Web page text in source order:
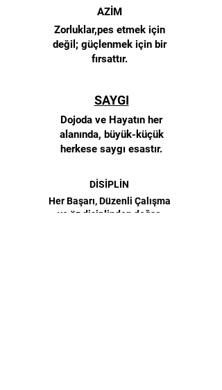
AZİM
Zorluklar,pes etmek için
değil; güçlenmek için bir
fırsattır.
SAYGI
Dojoda ve Hayatın her
alanında, büyük-küçük
herkese saygı esastır.
DİSİPLİN
Her Başarı, Düzenli Çalışma
ve öz disiplinden doğar.